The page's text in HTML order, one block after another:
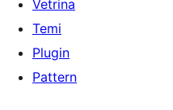
Vetrina
Temi
Plugin
Pattern